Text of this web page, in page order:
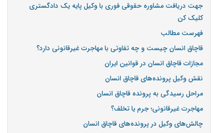
جهت دریافت مشاوره حقوقی فوری با وکیل پایه یک دادگستری
کلیک کن
فهرست مطالب
قاچاق انسان چیست و چه تفاوتی با مهاجرت غیرقانونی دارد؟
مجازات قاچاق انسان در قوانین ایران
نقش وکیل پرونده‌های قاچاق انسان
مراحل رسیدگی به پرونده قاچاق انسان
مهاجرت غیرقانونی؛ جرم یا تخلف؟
چالش‌های وکیل در پرونده‌های قاچاق انسان